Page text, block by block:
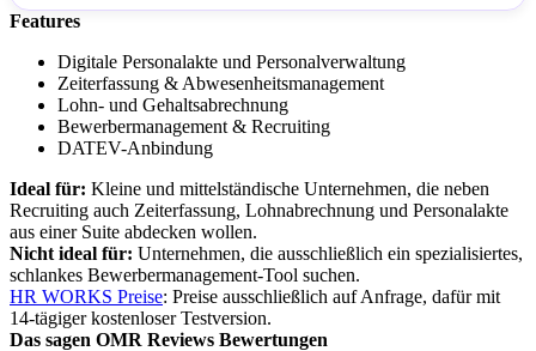
Features
Digitale Personalakte und Personalverwaltung
Zeiterfassung & Abwesenheitsmanagement
Lohn- und Gehaltsabrechnung
Bewerbermanagement & Recruiting
DATEV-Anbindung
Ideal für: Kleine und mittelständische Unternehmen, die neben
Recruiting auch Zeiterfassung, Lohnabrechnung und Personalakte
aus einer Suite abdecken wollen.
Nicht ideal für: Unternehmen, die ausschließlich ein spezialisiertes,
schlankes Bewerbermanagement-Tool suchen.
HR WORKS Preise: Preise ausschließlich auf Anfrage, dafür mit
14-tägiger kostenloser Testversion.
Das sagen OMR Reviews Bewertungen